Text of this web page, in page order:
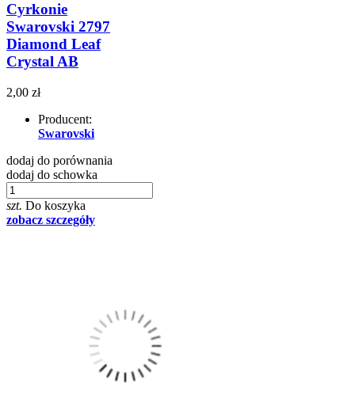
Cyrkonie
Swarovski 2797
Diamond Leaf
Crystal AB
2,00 zł
Producent:
Swarovski
dodaj do porównania
dodaj do schowka
szt. Do koszyka
zobacz szczegóły